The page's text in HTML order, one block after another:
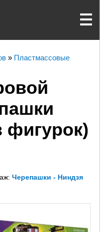
» Пластмассовые
фигурок)
Черепашки - Ниндзя